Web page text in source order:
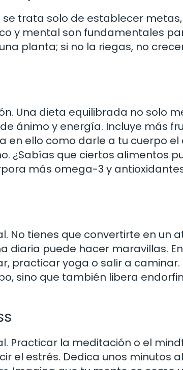
se trata solo de establecer
y mental son fundamentales
planta; si no la riegas, no
Una dieta equilibrada no solo
ánimo y energía. Incluye más
en ello como darle a tu cuerpo
¿Sabías que ciertos alimentos
más omega-3 y
No tienes que convertirte en un
diaria puede hacer maravillas.
practicar yoga o salir a caminar.
sino que también libera
Practicar la meditación o el
el estrés. Dedica unos minutos